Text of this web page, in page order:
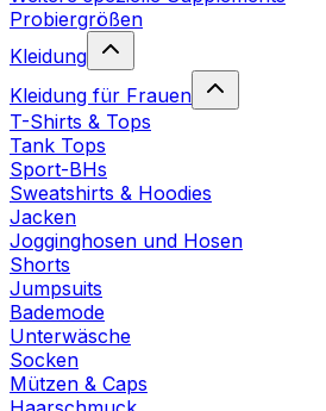
Probiergrößen
Kleidung
Kleidung für Frauen
T-Shirts & Tops
Tank Tops
Sport-BHs
Sweatshirts & Hoodies
Jacken
Jogginghosen und Hosen
Shorts
Jumpsuits
Bademode
Unterwäsche
Socken
Mützen & Caps